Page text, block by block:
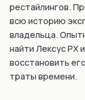
рестайлингов.
всю историю
владельца.
найти Лексус РХ
восстановить
траты времени.